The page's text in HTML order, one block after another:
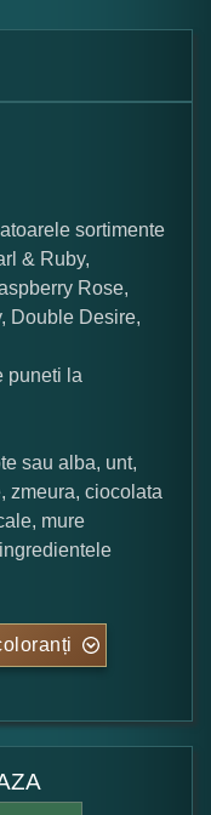
sortimente
& Ruby,
Rose,
Double Desire,
puneti la
sau alba, unt,
zmeura, ciocolata
mure